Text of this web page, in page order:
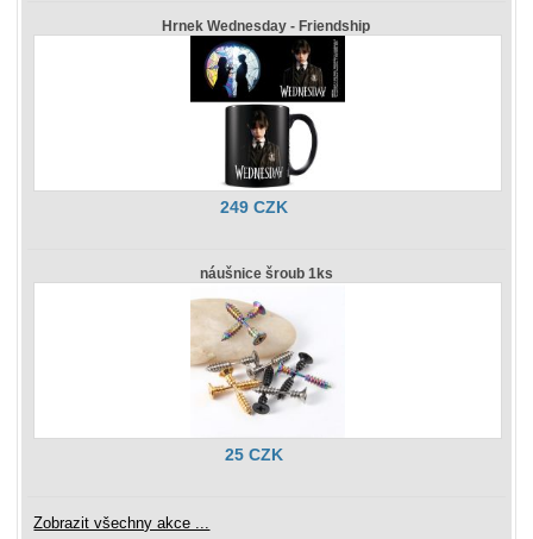
Hrnek Wednesday - Friendship
249 CZK
náušnice šroub 1ks
25 CZK
Zobrazit všechny akce ...